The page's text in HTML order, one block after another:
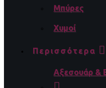
Μπύρες
Χυμοί
Περισσότερα
Αξεσουάρ &